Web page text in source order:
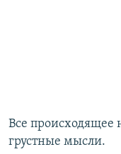
Все происходящее
грустные мысли.